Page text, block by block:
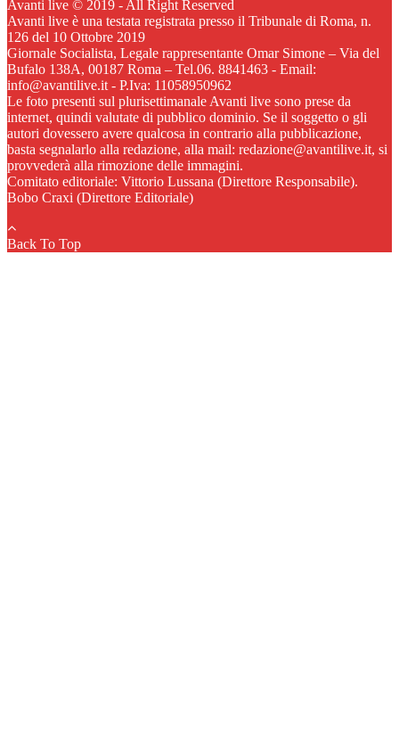
Avanti live © 2019 - All Right Reserved
Avanti live è una testata registrata presso il Tribunale di Roma, n.
126 del 10 Ottobre 2019
Giornale Socialista, Legale rappresentante Omar Simone – Via del
Bufalo 138A, 00187 Roma – Tel.06. 8841463 - Email:
info@avantilive.it - P.Iva: 11058950962
Le foto presenti sul plurisettimanale Avanti live sono prese da
internet, quindi valutate di pubblico dominio. Se il soggetto o gli
autori dovessero avere qualcosa in contrario alla pubblicazione,
basta segnalarlo alla redazione, alla mail: redazione@avantilive.it, si
provvederà alla rimozione delle immagini.
Comitato editoriale: Vittorio Lussana (Direttore Responsabile).
Bobo Craxi (Direttore Editoriale)
Back To Top